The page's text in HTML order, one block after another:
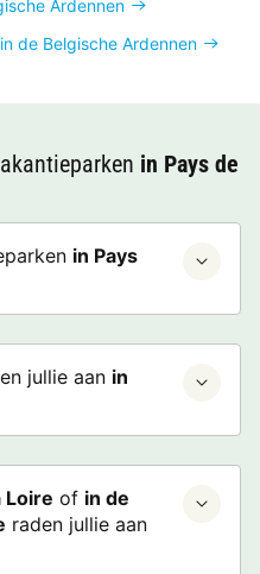
Ardennen
de Belgische Ardennen
in Pays de
in Pays
jullie aan in
Loire of in de
raden jullie aan